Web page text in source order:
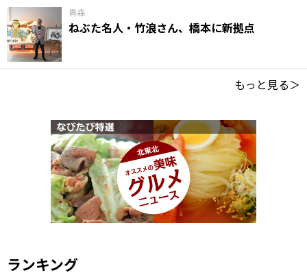
青森
ねぶた名人・竹浪さん、橋本に新拠点
もっと見る＞
ランキング